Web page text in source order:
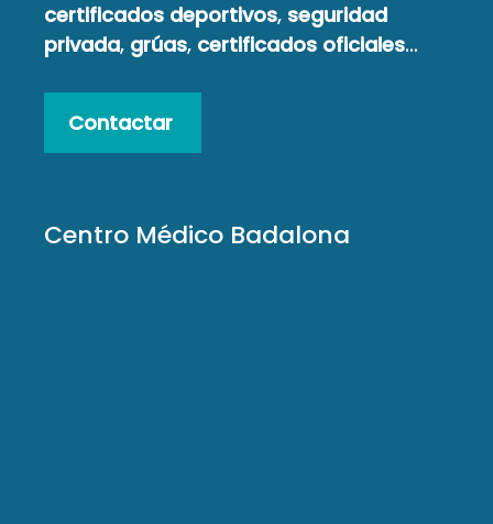
certificados deportivos, seguridad
privada, grúas, certificados oficiales…
Contactar
Centro Médico Badalona